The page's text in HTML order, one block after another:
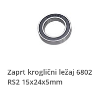
Zaprt kroglični ležaj 6802
RS2 15x24x5mm